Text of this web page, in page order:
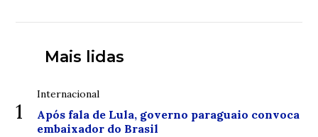
Mais lidas
1
Internacional
Após fala de Lula, governo paraguaio convoca
embaixador do Brasil